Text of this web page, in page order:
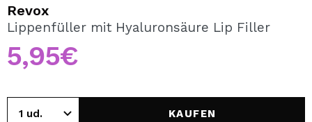
REGISTRIEREN
Durch die Erstellung eines Kontos bei Maquillalia.de
können Sie Ihre Einkäufe schnell tätigen, den Status Ihrer
Revox
Lippenfüller mit Hyaluronsäure Lip Filler
5,95€
KAUFEN